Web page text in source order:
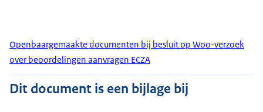
Openbaargemaakte documenten bij besluit op Woo-verzoek
over beoordelingen aanvragen ECZA
Dit document is een bijlage bij